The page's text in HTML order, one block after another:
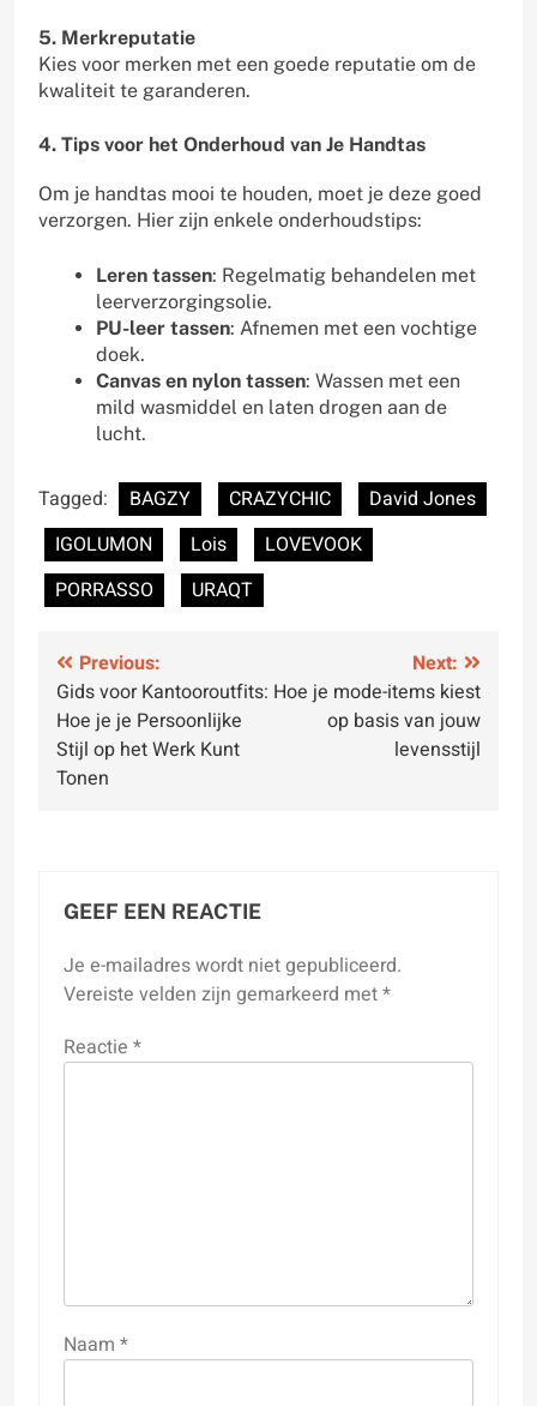
5. Merkreputatie
Kies voor merken met een goede reputatie om de
kwaliteit te garanderen.
4. Tips voor het Onderhoud van Je Handtas
Om je handtas mooi te houden, moet je deze goed
verzorgen. Hier zijn enkele onderhoudstips:
Leren tassen: Regelmatig behandelen met
leerverzorgingsolie.
PU-leer tassen: Afnemen met een vochtige
doek.
Canvas en nylon tassen: Wassen met een
mild wasmiddel en laten drogen aan de
lucht.
Tagged: BAGZY CRAZYCHIC
David Jones
IGOLUMON
Lois
LOVEVOOK
PORRASSO
URAQT
Bericht
navigatie
Previous:
Gids voor Kantooroutfits:
Hoe je je Persoonlijke
Stijl op het Werk Kunt
Tonen
Next:
Hoe je mode-items kiest
op basis van jouw
levensstijl
GEEF EEN REACTIE
Je e-mailadres wordt niet gepubliceerd.
Vereiste velden zijn gemarkeerd met*
Reactie *
Naam *